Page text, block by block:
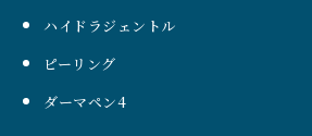
ハイドラジェントル
ピーリング
ダーマペン4